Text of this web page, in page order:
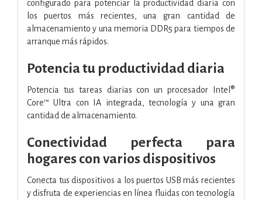
configurado para potenciar la productividad diaria con
los puertos más recientes, una gran cantidad de
almacenamiento y una memoria DDR5 para tiempos de
arranque más rápidos.
Potencia tu productividad diaria
Potencia tus tareas diarias con un procesador Intel®
Core™ Ultra con IA integrada, tecnología y una gran
cantidad de almacenamiento.
Conectividad perfecta para
hogares con varios dispositivos
Conecta tus dispositivos a los puertos USB más recientes
y disfruta de experiencias en línea fluidas con tecnología